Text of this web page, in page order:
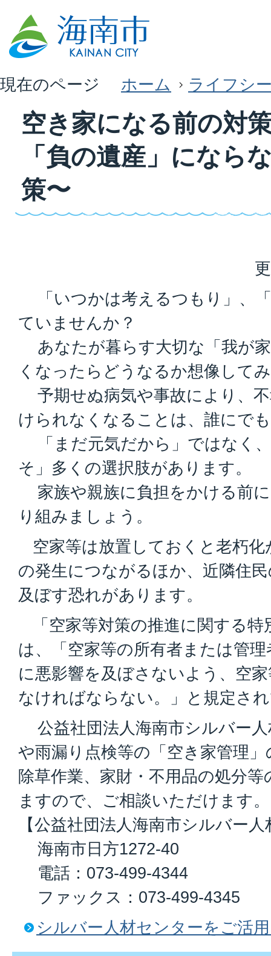
現在のページ ホーム ライフシ
空き家になる前の対
「負の遺産」になら
策〜
「いつかは考えるつもり」、
ていませんか？
あなたが暮らす大切な「我が
くなったらどうなるか想像して
予期せぬ病気や事故により、
けられなくなることは、誰にで
「まだ元気だから」ではなく
そ」多くの選択肢があります。
家族や親族に負担をかける前
り組みましょう。
空家等は放置しておくと老朽化
の発生につながるほか、近隣住
及ぼす恐れがあります。
「空家等対策の推進に関する特
は、「空家等の所有者または管
に悪影響を及ぼさないよう、空
なければならない。」と規定さ
公益社団法人海南市シルバー
や雨漏り点検等の「空き家管理
除草作業、家財・不用品の処分
ますので、ご相談いただけます。
【公益社団法人海南市シルバー
海南市日方1272-40
電話：073-499-4344
ファックス：073-499-4345
シルバー人材センターをご活